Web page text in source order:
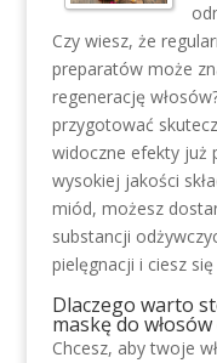
Czy wiesz, że
preparatów może
regenerację
przygotować
widoczne efekty już
wysokiej jakości
miód, możesz
substancji
pielęgnacji i ciesz
Dlaczego warto
maskę do
Chcesz, aby twoje